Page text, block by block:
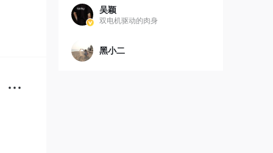
吴颖
双电机驱动的肉身
黑小二